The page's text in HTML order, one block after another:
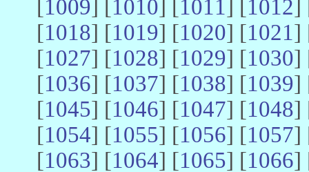
[1009] [1010] [1011] [1012]
[1018] [1019] [1020] [1021]
[1027] [1028] [1029] [1030]
[1036] [1037] [1038] [1039]
[1045] [1046] [1047] [1048]
[1054] [1055] [1056] [1057]
[1063] [1064] [1065] [1066]